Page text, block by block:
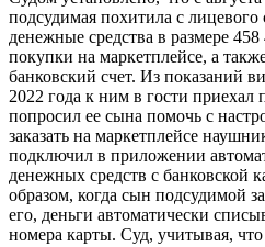
подсудимая похитила с лицевого
денежные средства в размере
покупки на маркетплейсе, а
банковский счет. Из показаний
2022 года к ним в гости
попросил ее сына помочь с
заказать на маркетплейсе
подключил в приложении
денежных средств с банковской
образом, когда сын подсудимой
его, деньги автоматически
номера карты. Суд, учитывая,